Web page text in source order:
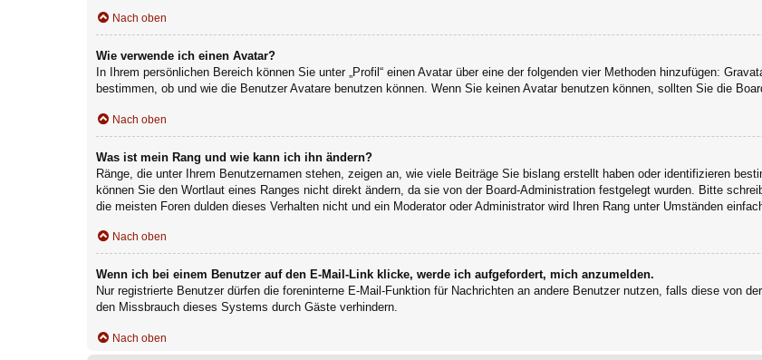
Nach oben
Wie verwende ich einen Avatar?
In Ihrem persönlichen Bereich können Sie unter „Profil“ einen Avatar über eine der folgenden vier Methoden hinzufügen:
bestimmen, ob und wie die Benutzer Avatare benutzen können. Wenn Sie keinen Avatar benutzen können, sollten Sie die
Nach oben
Was ist mein Rang und wie kann ich ihn ändern?
Ränge, die unter Ihrem Benutzernamen stehen, zeigen an, wie viele Beiträge Sie bislang erstellt haben oder identifizieren
können Sie den Wortlaut eines Ranges nicht direkt ändern, da sie von der Board-Administration festgelegt wurden. Bitte
die meisten Foren dulden dieses Verhalten nicht und ein Moderator oder Administrator wird Ihren Rang unter Umständen
Nach oben
Wenn ich bei einem Benutzer auf den E-Mail-Link klicke, werde ich aufgefordert, mich anzumelden.
Nur registrierte Benutzer dürfen die foreninterne E-Mail-Funktion für Nachrichten an andere Benutzer nutzen, falls diese von
den Missbrauch dieses Systems durch Gäste verhindern.
Nach oben